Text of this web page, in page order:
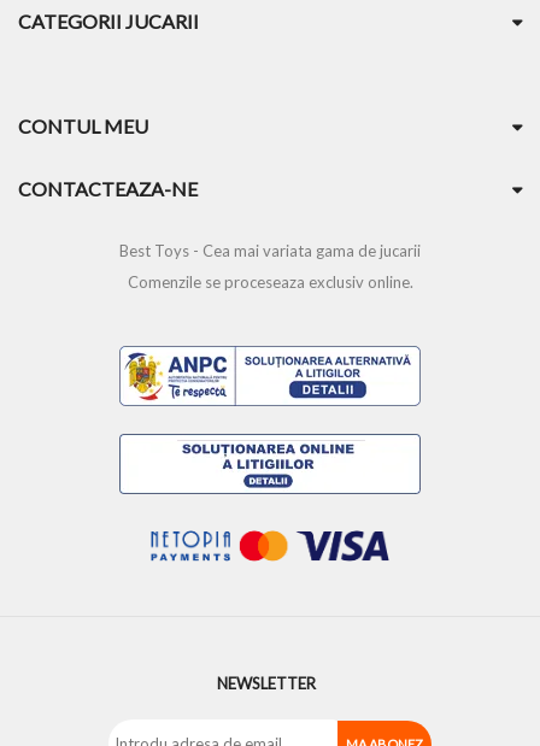
CATEGORII JUCARII
CONTUL MEU
CONTACTEAZA-NE
Best Toys - Cea mai variata gama de jucarii
Comenzile se proceseaza exclusiv online.
NEWSLETTER